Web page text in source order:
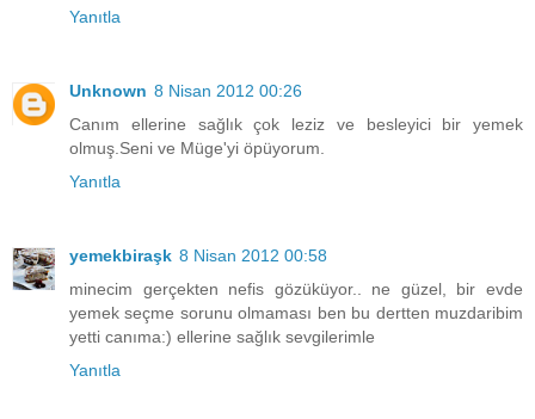
Yanıtla
Unknown 8 Nisan 2012 00:26
Canım ellerine sağlık çok leziz ve besleyici bir yemek
olmuş.Seni ve Müge'yi öpüyorum.
Yanıtla
yemekbiraşk 8 Nisan 2012 00:58
minecim gerçekten nefis gözüküyor.. ne güzel, bir evde
yemek seçme sorunu olmaması ben bu dertten muzdaribim
yetti canıma:) ellerine sağlık sevgilerimle
Yanıtla